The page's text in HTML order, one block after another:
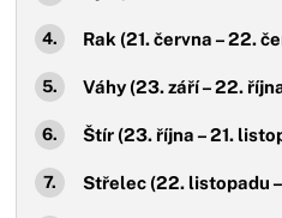
Rak (21. června – 22.
Váhy (23. září – 22.
Štír (23. října – 21.
Střelec (22. listopadu